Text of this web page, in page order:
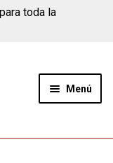
toda la
Menú